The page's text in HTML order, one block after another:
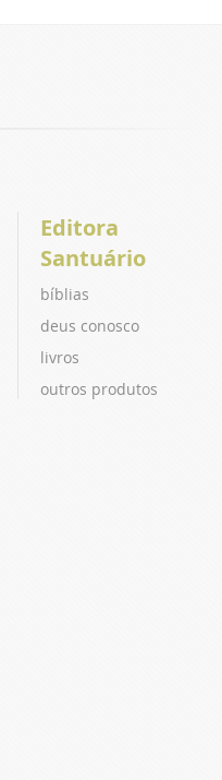
Editora
Santuário
bíblias
deus conosco
livros
outros produtos